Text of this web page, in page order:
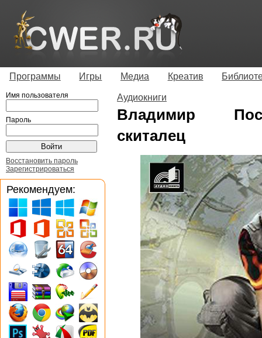
Программы Игры Медиа Креатив
Аудиокниги
Владимир
скиталец
Имя пользователя
Пароль
Восстановить пароль
Зарегистрироваться
Рекомендуем: